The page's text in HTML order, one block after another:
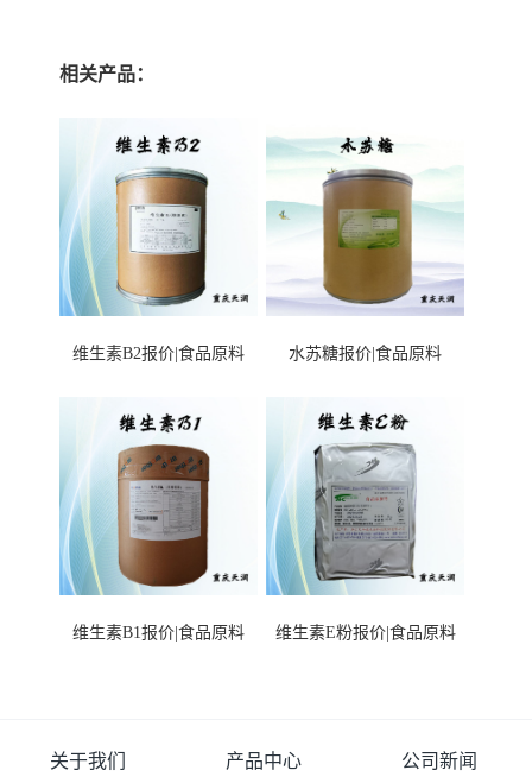
相关产品：
维生素B2报价|食品原料 水苏糖报价|食品原料
维生素B1报价|食品原料 维生素E粉报价|食品原料
关于我们 产品中心 公司新闻